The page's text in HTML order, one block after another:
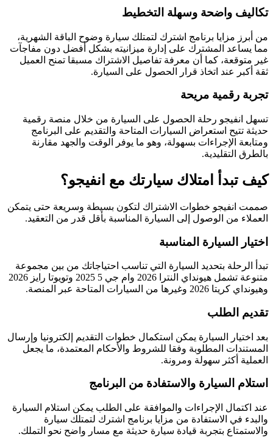
تكاليف واضحة وسهلة التخطيط
من أبرز مزايا برنامج اشترك لتمتلك سيارة وضوح الباقة الشهرية،
مما يساعد المشترك على إدارة ميزانيته بشكل أفضل دون مفاجآت
غير متوقعة، كما أن معرفة تفاصيل الاشتراك مسبقا تمنح العميل
ثقة أكبر عند اتخاذ قرار الحصول على السيارة.
تجربة رقمية مريحة
تسهل انفيجو رحلة الحصول على السيارة من خلال منصة رقمية
حديثة تتيح استعراض السيارات المتاحة والتقديم على البرنامج
ومتابعة الإجراءات بسهولة، وهو ما يوفر الوقت والجهد مقارنة
بالطرق التقليدية.
كيف تبدأ امتلاك سيارتك مع انفيجو؟
صممت انفيجو خطوات الاشتراك لتكون بسيطة وسريعة حتى يتمكن
العملاء من الوصول إلى السيارة المناسبة بأقل قدر من التعقيد.
اختيار السيارة المناسبة
تبدأ الرحلة بتحديد السيارة التي تناسب احتياجاتك من بين مجموعة
متنوعة تشمل هيونداي النترا 2026 وام جي 5 2025 وتويوتا رايز 2026
وهيونداي كريتا 2026 وغيرها من السيارات المتاحة عبر المنصة.
تقديم الطلب
بعد اختيار السيارة يمكن استكمال خطوات التقديم إلكترونيا وإرسال
المستندات المطلوبة وفقا للشروط والأحكام المعتمدة، ما يجعل
العملية أكثر سهولة ومرونة.
استلام السيارة والاستفادة من البرنامج
عند اكتمال الإجراءات والموافقة على الطلب يمكن استلام السيارة
والبدء في الاستفادة من مزايا برنامج اشترك لتمتلك سيارة
والاستمتاع بتجربة قيادة سيارة حديثة مع مسار واضح نحو التملك.